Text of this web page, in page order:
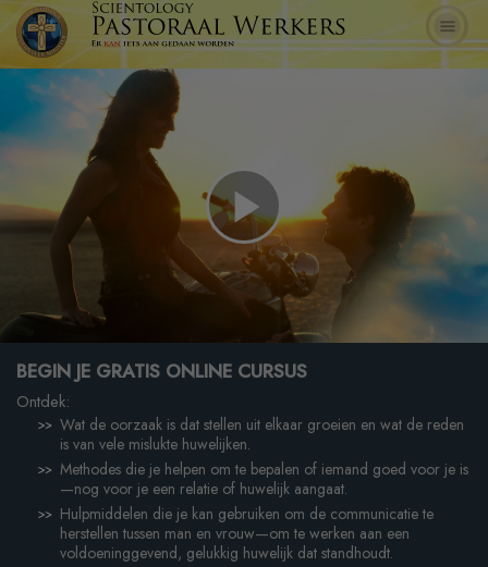
Play
Video
BEGIN JE GRATIS ONLINE CURSUS
Ontdek:
Wat de oorzaak is dat stellen uit elkaar groeien en wat de reden
is van vele mislukte huwelijken.
Methodes die je helpen om te bepalen of iemand goed voor je is
—nog voor je een relatie of huwelijk aangaat.
Hulpmiddelen die je kan gebruiken om de communicatie te
herstellen tussen man en vrouw—om te werken aan een
voldoeninggevend, gelukkig huwelijk dat standhoudt.